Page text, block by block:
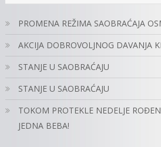
PROMENA REŽIMA SAOBRAĆAJA
AKCIJA DOBROVOLJNOG DAVANJA
STANJE U SAOBRAĆAJU
STANJE U SAOBRAĆAJU
TOKOM PROTEKLE NEDELJE
JEDNA BEBA!